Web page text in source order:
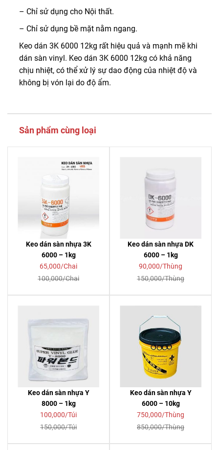
– Chỉ sử dụng cho Nội thất.
– Chỉ sử dụng bề mặt nằm ngang.
Keo dán 3K 6000 12kg rất hiệu quả và mạnh mẽ khi
dán sàn vinyl. Keo dán 3K 6000 12kg có khả năng
chịu nhiệt, có thể xử lý sự dao động của nhiệt độ và
không bị vón lại do độ ẩm.
Sản phẩm cùng loại
Keo dán sàn nhựa 3K
6000 – 1kg
65,000/Chai
100,000/Chai
Keo dán sàn nhựa DK
6000 – 1kg
90,000/Thùng
150,000/Thùng
Keo dán sàn nhựa Y
8000 – 1kg
100,000/Túi
150,000/Túi
Keo dán sàn nhựa Y
6000 – 10kg
750,000/Thùng
850,000/Thùng